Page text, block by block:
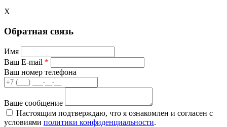
X
Обратная связь
Имя
Ваш E-mail *
Ваш номер телефона
Ваше сообщение
Настоящим подтверждаю, что я ознакомлен и согласен с
условиями политики конфиденциальности.